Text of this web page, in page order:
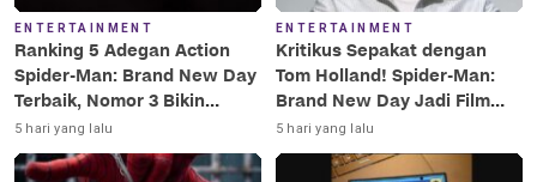
ENTERTAINMENT
Ranking 5 Adegan Action
Spider-Man: Brand New Day
Terbaik, Nomor 3 Bikin
Terkesima!
5 hari yang lalu
ENTERTAINMENT
Kritikus Sepakat dengan
Tom Holland! Spider-Man:
Brand New Day Jadi Film
Terbaik Era MCU
5 hari yang lalu